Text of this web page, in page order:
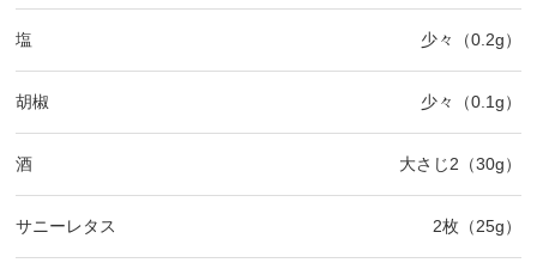
塩 少々（0.2g）
胡椒 少々（0.1g）
酒 大さじ2（30g）
サニーレタス 2枚（25g）